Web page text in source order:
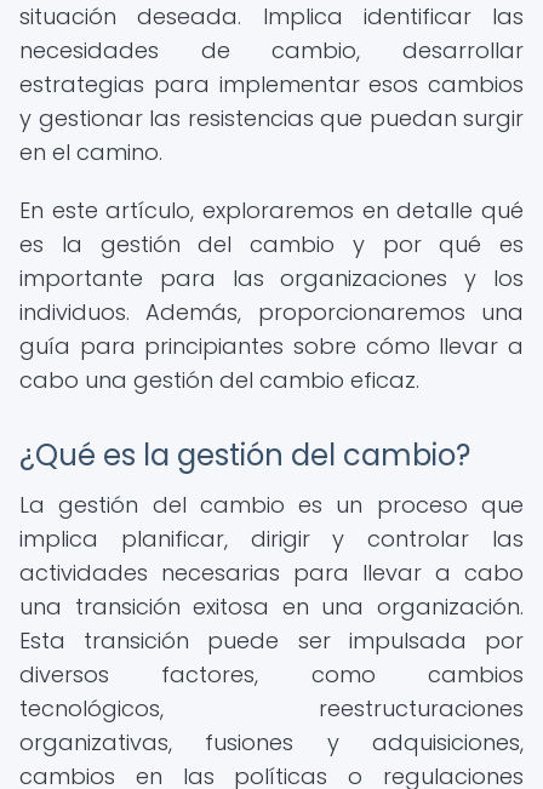
situación deseada. Implica identificar las
necesidades de cambio, desarrollar
estrategias para implementar esos cambios
y gestionar las resistencias que puedan surgir
en el camino.
En este artículo, exploraremos en detalle qué
es la gestión del cambio y por qué es
importante para las organizaciones y los
individuos. Además, proporcionaremos una
guía para principiantes sobre cómo llevar a
cabo una gestión del cambio eficaz.
¿Qué es la gestión del cambio?
La gestión del cambio es un proceso que
implica planificar, dirigir y controlar las
actividades necesarias para llevar a cabo
una transición exitosa en una organización.
Esta transición puede ser impulsada por
diversos factores, como cambios
tecnológicos, reestructuraciones
organizativas, fusiones y adquisiciones,
cambios en las políticas o regulaciones